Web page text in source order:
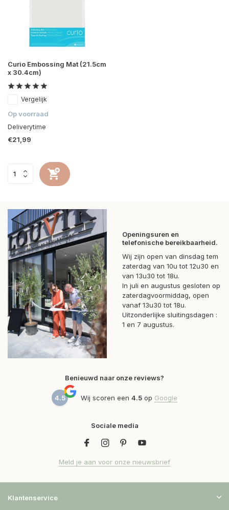
Curio Embossing Mat (21.5cm
x 30.4cm)
Vergelijk
Op voorraad
Deliverytime
€21,99
Openingsuren en
telefonische bereikbaarheid.
Wij zijn open van dinsdag tem
zaterdag van 10u tot 12u30 en
van 13u30 tot 18u.
In juli en augustus gesloten op
zaterdagvoormiddag, open
vanaf 13u30 tot 18u.
Uitzonderlijke sluitingsdagen :
1 en 7 augustus.
Benieuwd naar onze reviews?
4.5 Wij scoren een 4.5 op Google
Sociale media
Meld je aan voor onze nieuwsbrief
Klantenservice